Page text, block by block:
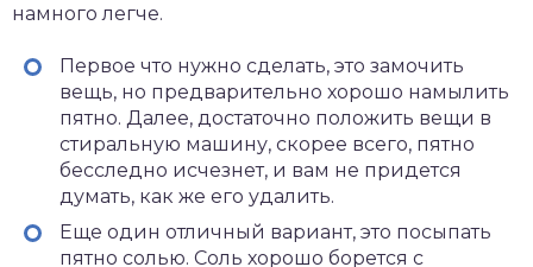
намного легче.
Первое что нужно сделать, это замочить
вещь, но предварительно хорошо намылить
пятно. Далее, достаточно положить вещи в
стиральную машину, скорее всего, пятно
бесследно исчезнет, и вам не придется
думать, как же его удалить.
Еще один отличный вариант, это посыпать
пятно солью. Соль хорошо борется с